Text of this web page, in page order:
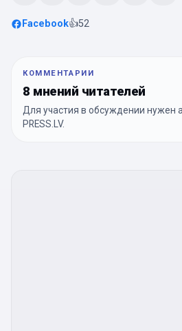
Facebook👍52
КОММЕНТАРИИ
8 мнений читателей
Для участия в обсуждении нужен
PRESS.LV.